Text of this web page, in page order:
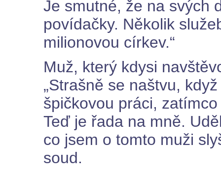
Je smutné, že na svých
povídačky. Několik
milionovou církev.“
Muž, který kdysi
„Strašně se naštvu,
špičkovou práci,
Teď je řada na mně.
co jsem o tomto muži
soud.